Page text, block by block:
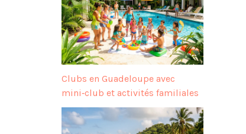
Clubs en Guadeloupe avec
mini‑club et activités familiales